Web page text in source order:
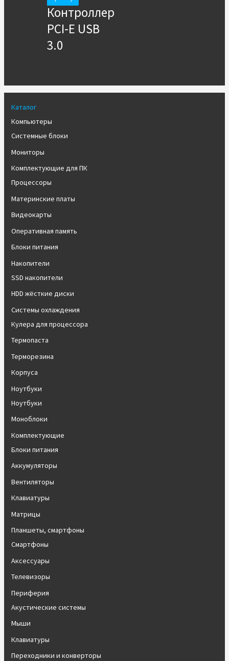
Каталог
Компьютеры
Системные блоки
Мониторы
Комплектующие для ПК
Процессоры
Материнские платы
Видеокарты
Оперативная память
Блоки питания
Накопители
SSD накопители
HDD жёсткие диски
Системы охлаждения
Кулера для процессора
Термопаста
Терморезина
Корпуса
Ноутбуки
Ноутбуки
Моноблоки
Комплектующие
Блоки питания
Аккумуляторы
Вентиляторы
Клавиатуры
Матрицы
Планшеты, смартфоны
Смартфоны
Аксессуары
Телевизоры
Периферия
Акустические системы
Мыши
Клавиатуры
Переходники и конверторы
Контроллер
PCI-E USB
3.0